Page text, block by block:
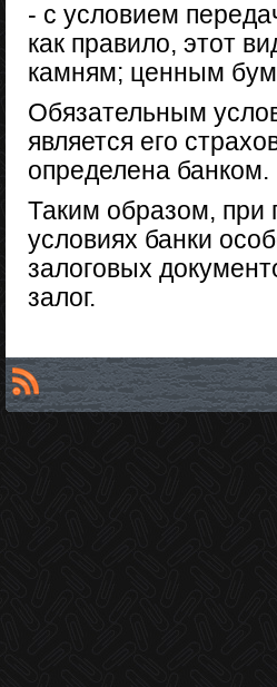
- с условием
как правило, этот
камням; ценным
Обязательным
является его
определена банком.
Таким образом, при
условиях банки
залоговых
залог.